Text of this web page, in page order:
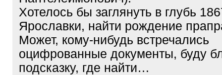
Хотелось бы заглянуть в глубь
Ярославки, найти рождение
Может, кому-нибудь встречались
оцифрованные документы, буду
подсказку, где найти…